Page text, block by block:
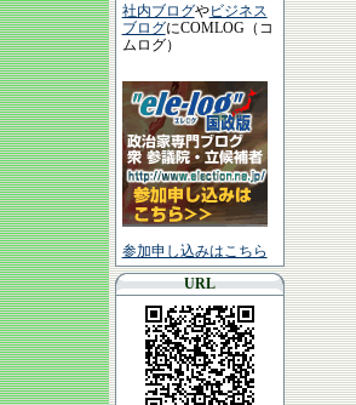
社内ブログやビジネス
ブログにCOMLOG（コ
ムログ）
参加申し込みはこちら
URL